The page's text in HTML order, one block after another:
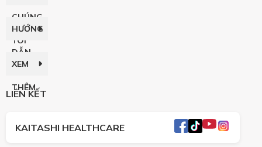
CHÚNG
TÔI
HƯỚNG
DẪN
XEM
THÊM
LIÊN KẾT
KAITASHI HEALTHCARE